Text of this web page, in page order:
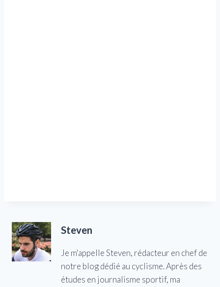
Steven
Je m'appelle Steven, rédacteur en chef de
notre blog dédié au cyclisme. Après des
études en journalisme sportif, ma